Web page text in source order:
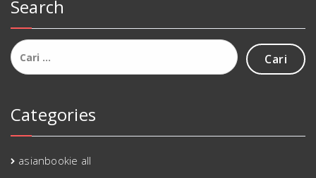
Search
Cari
untuk:
Categories
asianbookie all